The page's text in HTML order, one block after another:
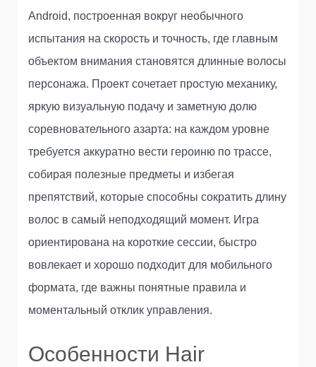
Android, построенная вокруг необычного
испытания на скорость и точность, где главным
объектом внимания становятся длинные волосы
персонажа. Проект сочетает простую механику,
яркую визуальную подачу и заметную долю
соревновательного азарта: на каждом уровне
требуется аккуратно вести героиню по трассе,
собирая полезные предметы и избегая
препятствий, которые способны сократить длину
волос в самый неподходящий момент. Игра
ориентирована на короткие сессии, быстро
вовлекает и хорошо подходит для мобильного
формата, где важны понятные правила и
моментальный отклик управления.
Особенности Hair